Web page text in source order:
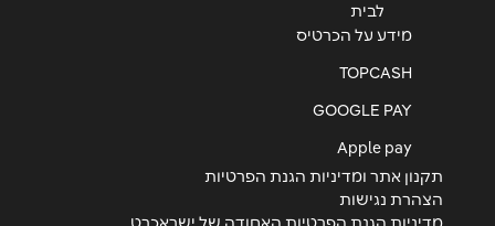
לבית
מידע על הכרטיס
TOPCASH
GOOGLE PAY
Apple pay
תקנון אתר ומדיניות הגנת הפרטיות
הצהרת נגישות